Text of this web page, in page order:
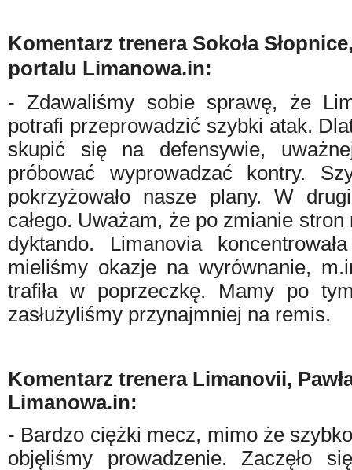
Komentarz trenera Sokoła
portalu Limanowa.in:
- Zdawaliśmy sobie sprawę, że
potrafi przeprowadzić szybki atak.
skupić się na defensywie,
próbować wyprowadzać kontry.
pokrzyżowało nasze plany. W
całego. Uważam, że po zmianie
dyktando. Limanovia
mieliśmy okazje na wyrównanie,
trafiła w poprzeczkę. Mamy po
zasłużyliśmy przynajmniej na remis.
Komentarz trenera Limanovii,
Limanowa.in:
- Bardzo ciężki mecz, mimo że
objęliśmy prowadzenie. Zaczęło